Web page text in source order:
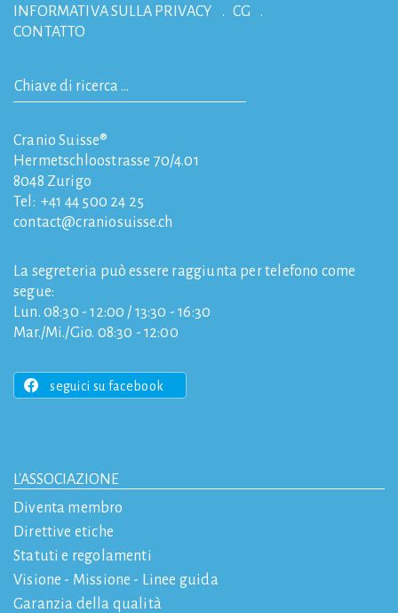
INFORMATIVA SULLA PRIVACY
CG
CONTATTO
Cranio Suisse®
Hermetschloostrasse 70/4.01
8048 Zurigo
Tel: +41 44 500 24 25
contact
craniosuisse.ch
La segreteria può essere raggiunta per telefono come
segue:
Lun. 08:30 - 12:00 / 13:30 - 16:30
Mar./Mi./Gio. 08:30 - 12:00
seguici su facebook
L'ASSOCIAZIONE
Diventa membro
Direttive etiche
Statuti e regolamenti
Visione - Missione - Linee guida
Garanzia della qualità